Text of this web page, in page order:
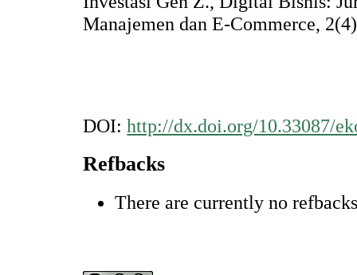
Manajemen dan E-Commerce,
DOI:http://dx.doi.org/10.33087/
Refbacks
There are currently no